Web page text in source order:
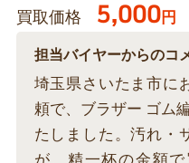
買取価格 5,000円
担当バイヤーからのコ
埼玉県さいたま市に
頼で、ブラザー ゴム
たしました。汚れ・
が、精一杯の金額